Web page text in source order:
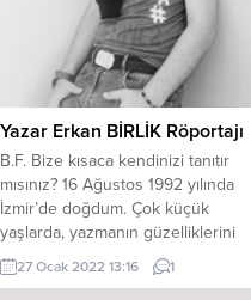
Yazar Erkan BİRLİK Röportajı
B.F. Bize kısaca kendinizi tanıtır
mısınız? 16 Ağustos 1992 yılında
İzmir’de doğdum. Çok küçük
yaşlarda, yazmanın güzelliklerini
fark ettikten sonra kalemi elimden
bırakmadım. Oldukça güzel eserleri
27 Ocak 2022 13:16 1